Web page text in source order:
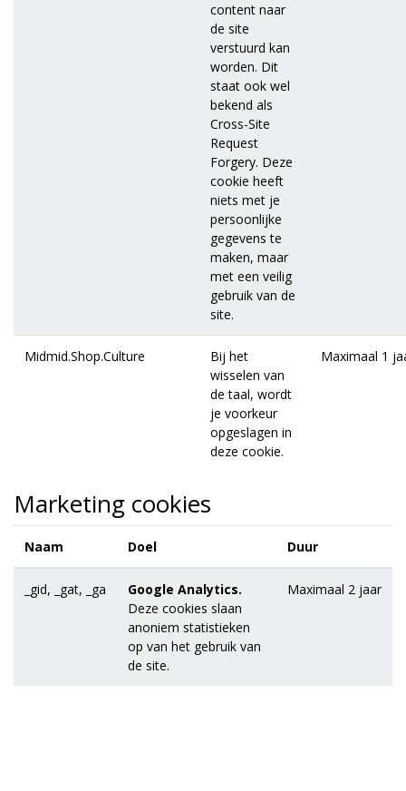
content naar
de site
verstuurd kan
worden. Dit
staat ook wel
bekend als
Cross-Site
Request
Forgery. Deze
cookie heeft
niets met je
persoonlijke
gegevens te
maken, maar
met een veilig
gebruik van de
site.
Midmid.Shop.Culture
Bij het
wisselen van
de taal, wordt
je voorkeur
opgeslagen in
deze cookie.
Maximaal 1
Marketing cookies
Naam Doel Duur
_gid, _gat, _ga
Google Analytics.
Deze cookies slaan
anoniem statistieken
op van het gebruik van
de site.
Maximaal 2 jaar